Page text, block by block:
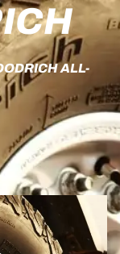
ALL-